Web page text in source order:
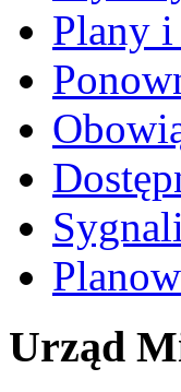
Plany i
Urząd